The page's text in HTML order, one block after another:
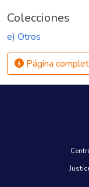
Colecciones
e) Otros
Página